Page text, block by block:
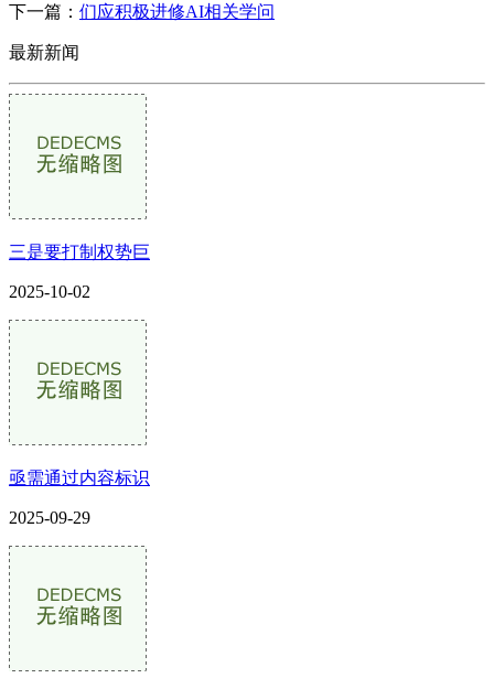
下一篇： 们应积极进修AI相关学问
最新新闻
三是要打制权势巨
2025-10-02
亟需通过内容标识
2025-09-29